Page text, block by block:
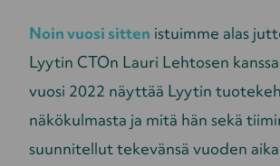
Noin vuosi sitten istuimme alas
Lyytin CTOn Lauri Lehtosen
vuosi 2022 näyttää Lyytin
näkökulmasta ja mitä hän sekä
suunnitellut tekevänsä vuoden